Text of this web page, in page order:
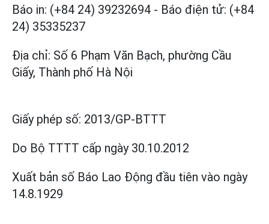
Báo in: (+84 24) 39232694 - Báo điện tử: (+84
24) 35335237
Địa chỉ: Số 6 Phạm Văn Bạch, phường Cầu
Giấy, Thành phố Hà Nội
Giấy phép số: 2013/GP-BTTT
Do Bộ TTTT cấp ngày 30.10.2012
Xuất bản số Báo Lao Động đầu tiên vào ngày
14.8.1929